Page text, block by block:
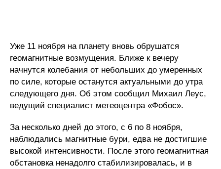
Уже 11 ноября на планету вновь обрушатся
геомагнитные возмущения. Ближе к вечеру
начнутся колебания от небольших до умеренных
по силе, которые останутся актуальными до утра
следующего дня. Об этом сообщил Михаил Леус,
ведущий специалист метеоцентра «Фобос».
За несколько дней до этого, с 6 по 8 ноября,
наблюдались магнитные бури, едва не достигшие
высокой интенсивности. После этого геомагнитная
обстановка ненадолго стабилизировалась, и в